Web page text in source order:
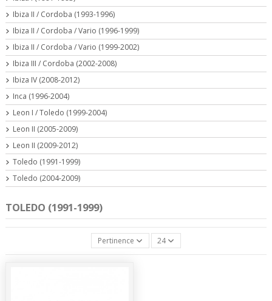
TOLEDO (1991-1999)
Pertinence 24
Ibiza II / Cordoba (1993-1996)
Ibiza II / Cordoba / Vario (1996-1999)
Ibiza II / Cordoba / Vario (1999-2002)
Ibiza III / Cordoba (2002-2008)
Ibiza IV (2008-2012)
Inca (1996-2004)
Leon I / Toledo (1999-2004)
Leon II (2005-2009)
Leon II (2009-2012)
Toledo (1991-1999)
Toledo (2004-2009)